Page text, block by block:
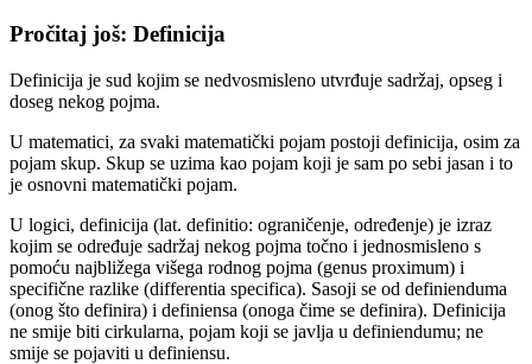
Pročitaj još: Definicija
Definicija je sud kojim se nedvosmisleno utvrđuje sadržaj, opseg i
doseg nekog pojma.
U matematici, za svaki matematički pojam postoji definicija, osim za
pojam skup. Skup se uzima kao pojam koji je sam po sebi jasan i to
je osnovni matematički pojam.
U logici, definicija (lat. definitio: ograničenje, određenje) je izraz
kojim se određuje sadržaj nekog pojma točno i jednosmisleno s
pomoću najbližega višega rodnog pojma (genus proximum) i
specifične razlike (differentia specifica). Sasoji se od definienduma
(onog što definira) i definiensa (onoga čime se definira). Definicija
ne smije biti cirkularna, pojam koji se javlja u definiendumu; ne
smije se pojaviti u definiensu.